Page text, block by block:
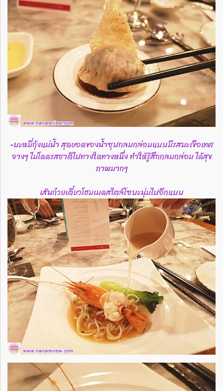
-บะหมี่กุ้งแม่น้ำ สุดยอดของน้ำซุปกลมกล่อมแบบมีรสมะเขือเทศ
จางๆ ไม่โดดรสชาติไปทางใดทางหนึ่ง ทำให้รู้สึกกลมกล่อม ได้สุข
ภาพมากๆ
เส้นก๋วยเตี๋ยวโฮมเมดสไตล์โซบะนุ่มไปอีกแบบ